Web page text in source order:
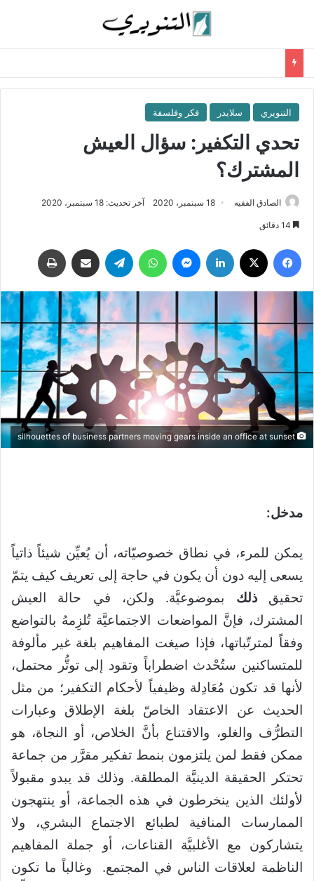
التنويري سلايدر فكر وفلسفة
تحدي التكفير: سؤال العيش
المشترك؟
الصادق الفقيه 18 سبتمبر، 2020 آخر تحديث: 18 سبتمبر، 2020
مدخل:
يمكن للمرء، في نطاق خصوصيّاته، أن يُعيِّن شيئاً ذاتياً
يسعى إليه دون أن يكون في حاجة إلى تعريف كيف يتمّ
تحقيقذلك بموضوعيَّة. ولكن، في حالة العيش
المشترك، فإنَّ المواضعات الاجتماعيَّة تُلزِمهُ بالتواضع
وفقاً لمترتّباتها، فإذا صيغت المفاهيم بلغة غير مألوفة
للمتساكنين ستُحْدث اضطراباً وتقود إلى توتُّر محتمل،
لأنها قد تكون مُعَادِلة وظيفياً لأحكام التكفير؛ من مثل
الحديث عن الاعتقاد الخاصّ بلغة الإطلاق وعبارات
التطرُّف والغلو، والاقتناع بأنَّ الخلاص، أو النجاة، هو
ممكن فقط لمن يلتزمون بنمط تفكير مقرَّر من جماعة
تحتكر الحقيقة الدينيَّة المطلقة. وذلك قد يبدو مقبولاً
لأولئك الذين ينخرطون في هذه الجماعة، أو ينتهجون
الممارسات المنافية لطبائع الاجتماع البشري، ولا
يتشاركون مع الأغلبيَّة القناعات، أو جملة المفاهيم
الناظمة لعلاقات الناس في المجتمع. وغالباً ما تكون